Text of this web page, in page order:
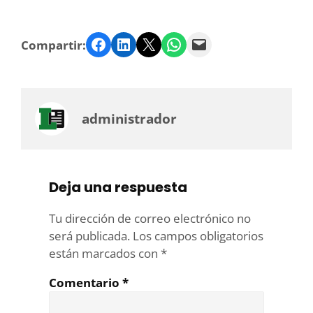
Compartir: Facebook LinkedIn Twitter WhatsApp Email
administrador
Deja una respuesta
Tu dirección de correo electrónico no
será publicada. Los campos obligatorios
están marcados con *
Comentario *